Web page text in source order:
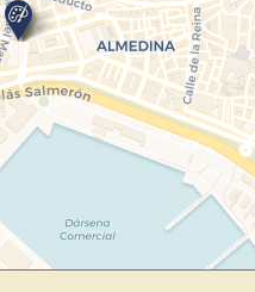
tu Espacio de Arte
y responde mensajes
las visitas de tus obras
Crear cuenta y abrir mi Panel